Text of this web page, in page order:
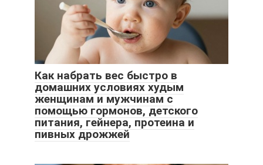
Как набрать вес быстро в
домашних условиях худым
женщинам и мужчинам с
помощью гормонов, детского
питания, гейнера, протеина и
пивных дрожжей